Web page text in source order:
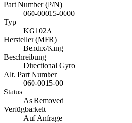
Part Number (P/N)
060-00015-0000
Typ
KG102A
Hersteller (MFR)
Bendix/King
Beschreibung
Directional Gyro
Alt. Part Number
060-0015-00
Status
As Removed
Verfügbarkeit
Auf Anfrage